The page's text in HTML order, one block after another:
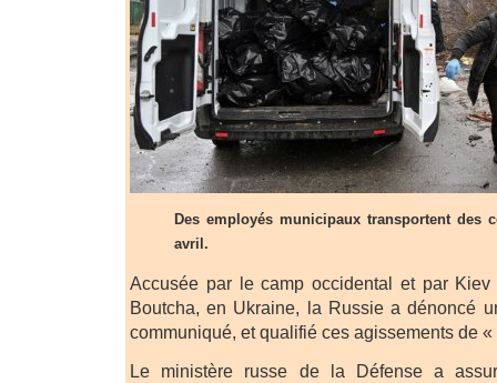
Des employés municipaux transportent des
avril.
Accusée par le camp occidental et par
Boutcha, en Ukraine, la Russie a dénoncé
communiqué, et qualifié ces agissements de
Le ministère russe de la Défense a